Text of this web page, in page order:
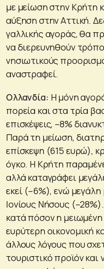
με μείωση στην Κρήτη
αύξηση στην Αττική.
γαλλικής αγοράς, θα
να διερευνηθούν
νησιωτικούς
αναστραφεί.
Ολλανδία: Η μόνη
πορεία και στα τρία
επισκέψεις, –8%
Παρά τη μείωση,
επίσκεψη (615 ευρώ),
όγκο. Η Κρήτη
αλλά καταγράφει
εκεί (–6%), ενώ μεγάλη
Ιονίους Νήσους
κατά πόσον η
ευρύτερη οικονομική
άλλους λόγους που
τουριστικό προϊόν